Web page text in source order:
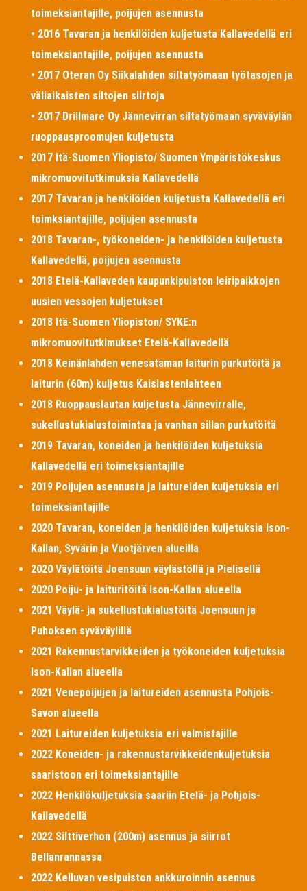
toimeksiantajille, poijujen asennusta
• 2016 Tavaran ja henkilöiden kuljetusta Kallavedellä eri
toimeksiantajille, poijujen asennusta
• 2017 Oteran Oy Siikalahden siltatyömaan työtasojen ja
väliaikaisten siltojen siirtoja
• 2017 Drillmare Oy Jännevirran siltatyömaan syväväylän
ruoppausproomujen kuljetusta
2017 Itä-Suomen Yliopisto/ Suomen Ympäristökeskus
mikromuovitutkimuksia Kallavedellä
2017 Tavaran ja henkilöiden kuljetusta Kallavedellä eri
toimksiantajille, poijujen asennusta
2018 Tavaran-, työkoneiden- ja henkilöiden kuljetusta
Kallavedellä, poijujen asennusta
2018 Etelä-Kallaveden kaupunkipuiston leiripaikkojen
uusien vessojen kuljetukset
2018 Itä-Suomen Yliopiston/ SYKE:n
mikromuovitutkimukset Etelä-Kallavedellä
2018 Keinänlahden venesataman laiturin purkutöitä ja
laiturin (60m) kuljetus Kaislastenlahteen
2018 Ruoppauslautan kuljetusta Jännevirralle,
sukellustukialustoimintaa ja vanhan sillan purkutöitä
2019 Tavaran, koneiden ja henkilöiden kuljetuksia
Kallavedellä eri toimeksiantajille
2019 Poijujen asennusta ja laitureiden kuljetuksia eri
toimeksiantajille
2020 Tavaran, koneiden ja henkilöiden kuljetuksia Ison-
Kallan, Syvärin ja Vuotjärven alueilla
2020 Väylätöitä Joensuun väylästöllä ja Pielisellä
2020 Poiju- ja laituritöitä Ison-Kallan alueella
2021 Väylä- ja sukellustukialustöitä Joensuun ja
Puhoksen syväväylillä
2021 Rakennustarvikkeiden ja työkoneiden kuljetuksia
Ison-Kallan alueella
2021 Venepoijujen ja laitureiden asennusta Pohjois-
Savon alueella
2021 Laitureiden kuljetuksia eri valmistajille
2022 Koneiden- ja rakennustarvikkeidenkuljetuksia
saaristoon eri toimeksiantajille
2022 Henkilökuljetuksia saariin Etelä- ja Pohjois-
Kallavedellä
2022 Silttiverhon (200m) asennus ja siirrot
Bellanrannassa
2022 Kelluvan vesipuiston ankkuroinnin asennus